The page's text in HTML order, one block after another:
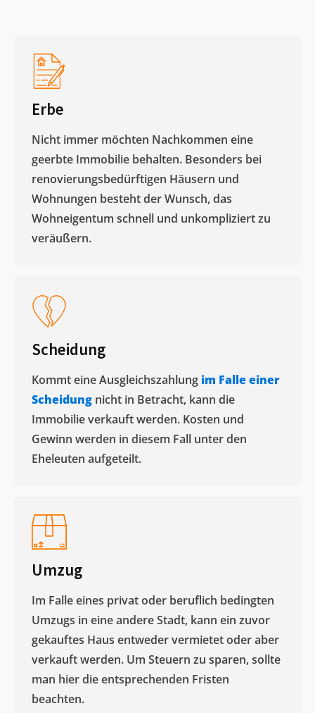
Erbe
Nicht immer möchten Nachkommen eine
geerbte Immobilie behalten. Besonders bei
renovierungsbedürftigen Häusern und
Wohnungen besteht der Wunsch, das
Wohneigentum schnell und unkompliziert zu
veräußern. ​
Scheidung
Kommt eine Ausgleichszahlung im Falle einer
Scheidung nicht in Betracht, kann die
Immobilie verkauft werden. Kosten und
Gewinn werden in diesem Fall unter den
Eheleuten aufgeteilt.​
Umzug
Im Falle eines privat oder beruflich bedingten
Umzugs in eine andere Stadt, kann ein zuvor
gekauftes Haus entweder vermietet oder aber
verkauft werden. Um Steuern zu sparen, sollte
man hier die entsprechenden Fristen
beachten.